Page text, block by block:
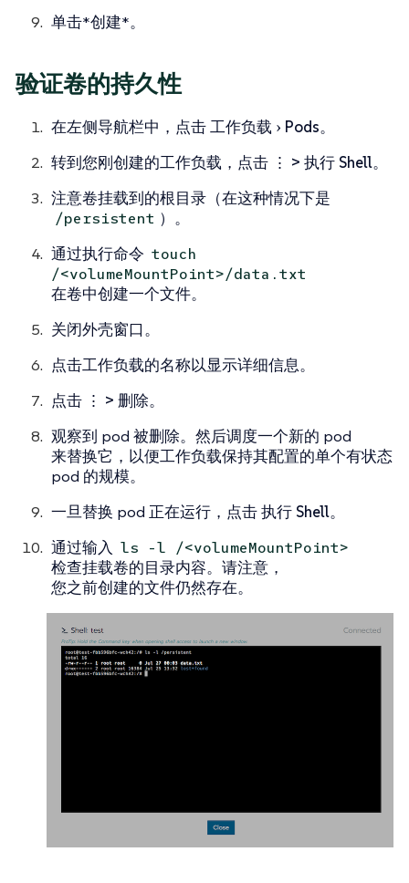
单击*创建*。
验证卷的持久性
在左侧导航栏中，点击工作负载 Pods。
转到您刚创建的工作负载，点击 ⋮ > 执行 Shell。
注意卷挂载到的根目录（在这种情况下是
/persistent ）。
通过执行命令 touch
/<volumeMountPoint>/data.txt
在卷中创建一个文件。
关闭外壳窗口。
点击工作负载的名称以显示详细信息。
点击 ⋮ > 删除。
观察到 pod 被删除。然后调度一个新的 pod
来替换它，以便工作负载保持其配置的单个有状态
pod 的规模。
一旦替换 pod 正在运行，点击执行 Shell。
通过输入 ls -l /<volumeMountPoint>
检查挂载卷的目录内容。请注意，
您之前创建的文件仍然存在。